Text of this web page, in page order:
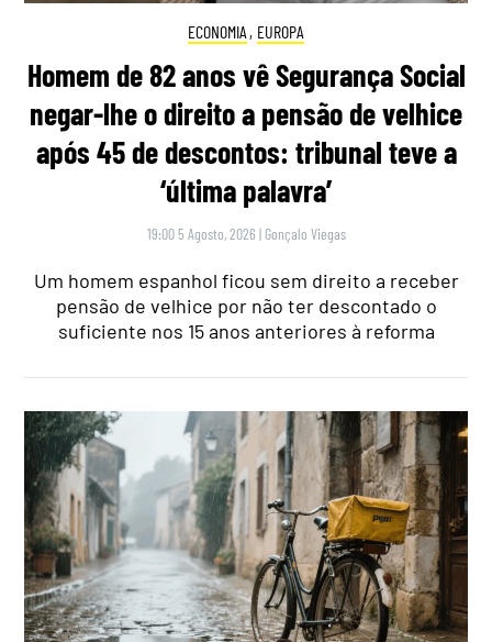
ECONOMIA , EUROPA
Homem de 82 anos vê Segurança Social
negar-lhe o direito a pensão de velhice
após 45 de descontos: tribunal teve a
‘última palavra’
19:00 5 Agosto, 2026 | Gonçalo Viegas
Um homem espanhol ficou sem direito a receber
pensão de velhice por não ter descontado o
suficiente nos 15 anos anteriores à reforma